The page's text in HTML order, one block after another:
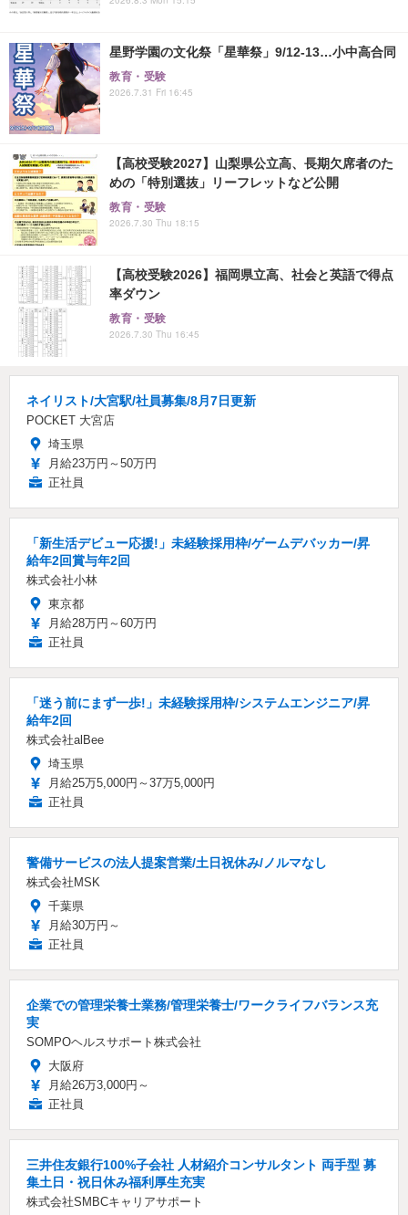
星野学園の文化祭「星華祭」9/12-13…小中高合同
教育・受験
2026.7.31 Fri 16:45
【高校受験2027】山梨県公立高、長期欠席者のた
めの「特別選抜」リーフレットなど公開
教育・受験
2026.7.30 Thu 18:15
【高校受験2026】福岡県立高、社会と英語で得点
率ダウン
教育・受験
2026.7.30 Thu 16:45
ネイリスト/大宮駅/社員募集/8月7日更新
POCKET 大宮店
埼玉県
月給23万円～50万円
正社員
「新生活デビュー応援!」未経験採用枠/ゲームデバッカー/昇
給年2回賞与年2回
株式会社小林
東京都
月給28万円～60万円
正社員
「迷う前にまず一歩!」未経験採用枠/システムエンジニア/昇
給年2回
株式会社alBee
埼玉県
月給25万5,000円～37万5,000円
正社員
警備サービスの法人提案営業/土日祝休み/ノルマなし
株式会社MSK
千葉県
月給30万円～
正社員
企業での管理栄養士業務/管理栄養士/ワークライフバランス充
実
SOMPOヘルスサポート株式会社
大阪府
月給26万3,000円～
正社員
三井住友銀行100%子会社 人材紹介コンサルタント 両手型 募
集土日・祝日休み福利厚生充実
株式会社SMBCキャリアサポート